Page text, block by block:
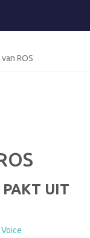
ROS
UIT